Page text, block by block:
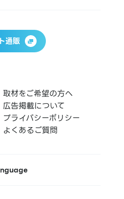
通販
取材をご希望の方へ
広告掲載について
プライバシーポリシー
よくあるご質問